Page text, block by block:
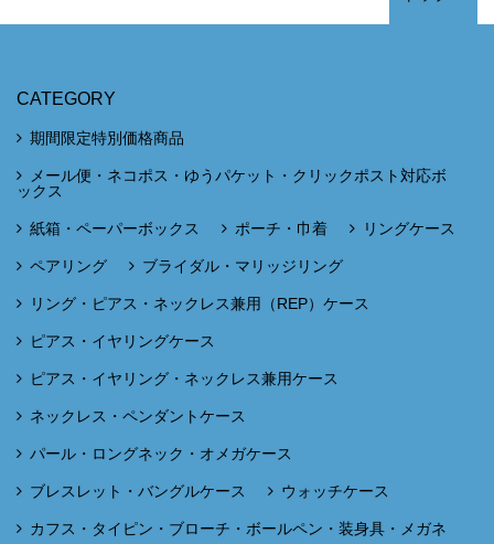
CATEGORY
期間限定特別価格商品
メール便・ネコポス・ゆうパケット・クリックポスト対応ボ
ックス
紙箱・ペーパーボックス ポーチ・巾着 リングケース
ペアリング ブライダル・マリッジリング
リング・ピアス・ネックレス兼用（REP）ケース
ピアス・イヤリングケース
ピアス・イヤリング・ネックレス兼用ケース
ネックレス・ペンダントケース
パール・ロングネック・オメガケース
ブレスレット・バングルケース ウォッチケース
カフス・タイピン・ブローチ・ボールペン・装身具・メガネ